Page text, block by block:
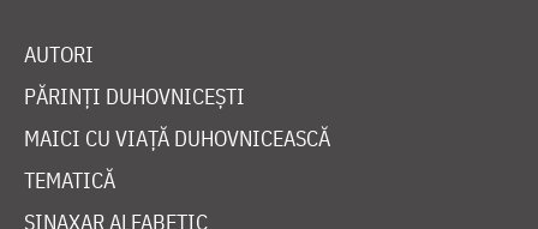
AUTORI
PĂRINȚI DUHOVNICEȘTI
MAICI CU VIAȚĂ DUHOVNICEASCĂ
TEMATICĂ
SINAXAR ALFABETIC